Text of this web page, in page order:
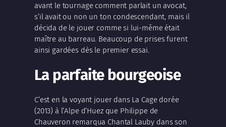
avant le tournage comment parlait un avocat,
s’il avait ou non un ton condescendant, mais il
décida de le jouer comme si lui-même était
maître au barreau. Beaucoup de prises furent
ainsi gardées dès le premier essai.
La parfaite bourgeoise
C’est en la voyant jouer dans La Cage dorée
(2013) à l’Alpe d’Huez que Philippe de
Chauveron remarqua Chantal Lauby dans son